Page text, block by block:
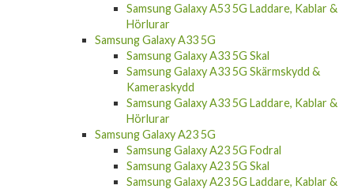
Samsung Galaxy A53 5G Laddare, Kablar &
Hörlurar
Samsung Galaxy A33 5G
Samsung Galaxy A33 5G Skal
Samsung Galaxy A33 5G Skärmskydd &
Kameraskydd
Samsung Galaxy A33 5G Laddare, Kablar &
Hörlurar
Samsung Galaxy A23 5G
Samsung Galaxy A23 5G Fodral
Samsung Galaxy A23 5G Skal
Samsung Galaxy A23 5G Laddare, Kablar &